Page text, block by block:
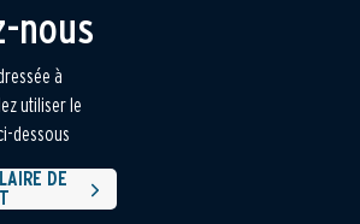
nous
à
utiliser le
dessous
DE